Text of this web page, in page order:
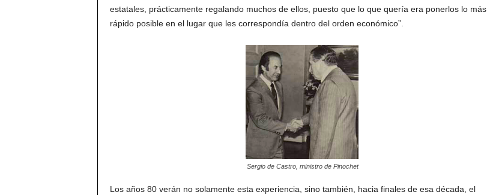
estatales, prácticamente regalando muchos de ellos, puesto que lo que quería era ponerlos lo más
rápido posible en el lugar que les correspondía dentro del orden económico”.
Sergio de Castro, ministro de Pinochet
Los años 80 verán no solamente esta experiencia, sino también, hacia finales de esa década, el